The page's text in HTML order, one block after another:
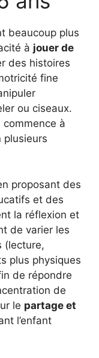
beaucoup plus
à jouer de
des histoires
fine
ou ciseaux.
à
plusieurs
proposant des
et des
la réflexion et
de varier les
(lecture,
plus physiques
de répondre
de
le partage et
l’enfant